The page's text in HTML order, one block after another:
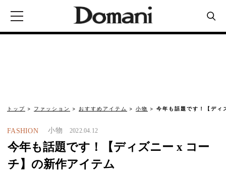
トップ ファッション おすすめアイテム 小物 今年も話題です！【デ
FASHION 小物 2022.04.12
今年も話題です！【ディズニー x コー
チ】の新作アイテム